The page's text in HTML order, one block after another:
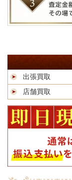
出張買取
店舗買取